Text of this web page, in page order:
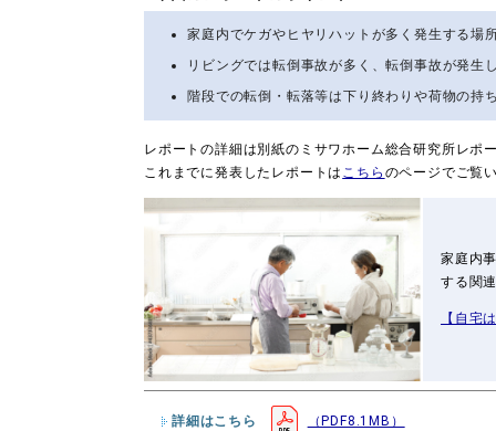
家庭内でケガやヒヤリハットが多く発生する場
リビングでは転倒事故が多く、転倒事故が発生
階段での転倒・転落等は下り終わりや荷物の持
レポートの詳細は別紙のミサワホーム総合研究所レポ
これまでに発表したレポートは こちら のページでご覧
家庭内
する関
【自宅
詳細はこちら （PDF8.1MB）